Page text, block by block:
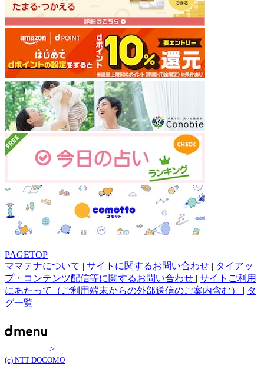
PAGETOP
ママテナについて | サイトに関するお問い合わせ | タイアッ
プ・コンテンツ配信等に関するお問い合わせ | サイトご利用
にあたって（ご利用端末からの外部送信のご案内含む） | タ
グ一覧
>
(c) NTT DOCOMO